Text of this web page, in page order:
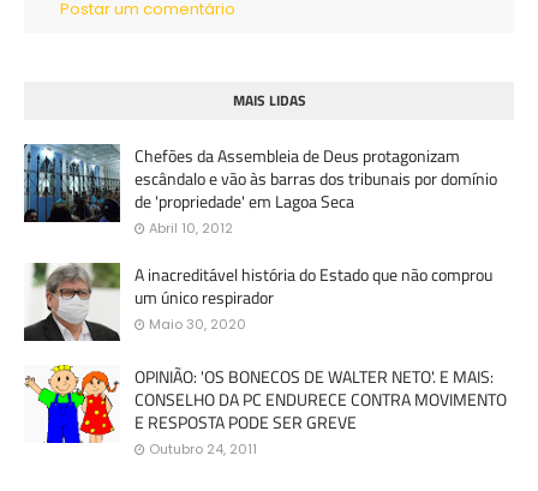
Postar um comentário
MAIS LIDAS
Chefões da Assembleia de Deus protagonizam
escândalo e vão às barras dos tribunais por domínio
de 'propriedade' em Lagoa Seca
Abril 10, 2012
A inacreditável história do Estado que não comprou
um único respirador
Maio 30, 2020
OPINIÃO: 'OS BONECOS DE WALTER NETO'. E MAIS:
CONSELHO DA PC ENDURECE CONTRA MOVIMENTO
E RESPOSTA PODE SER GREVE
Outubro 24, 2011